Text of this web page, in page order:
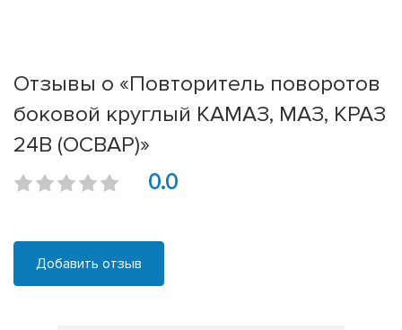
Отзывы о «Повторитель поворотов
боковой круглый КАМАЗ, МАЗ, КРАЗ
24В (ОСВАР)»
0.0
Добавить отзыв